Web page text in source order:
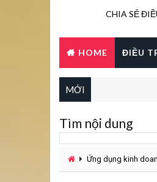
CHIA SẺ
HOME ĐIỀU
MỚI
Tìm nội dung
Ứng dụng kinh